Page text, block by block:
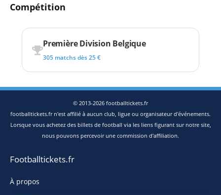
Compétition
Première Division Belgique
305 matchs dès 25 €
© 2013-2026 footballtickets.fr
footballtickets.fr n'est affilié à aucun club, ligue ou organisateur d'événements.
Lorsque vous achetez des billets de football via les liens figurant sur notre site,
nous pouvons percevoir une commission d'affiliation.
Footballtickets.fr
À propos